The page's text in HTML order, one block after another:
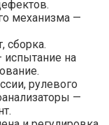
механизма —
сборка.
испытание на
рулевого
—